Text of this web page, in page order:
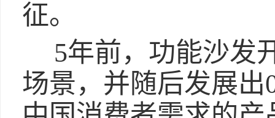
征。
5年前，功能沙发
场景，并随后发展